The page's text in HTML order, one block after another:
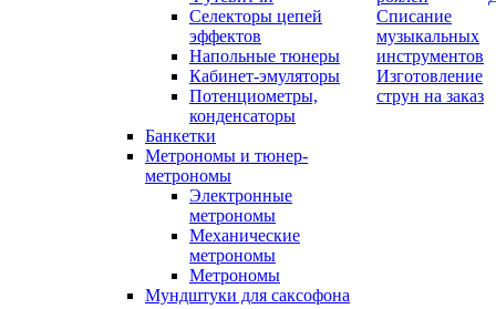
Селекторы цепей
эффектов
Напольные тюнеры
Кабинет-эмуляторы
Потенциометры,
конденсаторы
Банкетки
Метрономы и тюнер-
метрономы
Электронные
метрономы
Механические
метрономы
Метрономы
Мундштуки для саксофона
Списание
музыкальных
инструментов
Изготовление
струн на заказ